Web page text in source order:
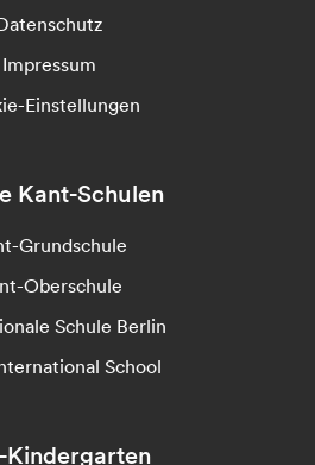
Impressum
Einstellungen
Kant-Schulen
Grundschule
Oberschule
Schule Berlin
School
Kindergarten